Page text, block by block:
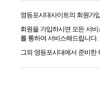
영등포시대사이트의 회원가
회원을 가입하시면 모든 서
를 통하여 서비스해드립니다.
그외 영등포시대에서 준비한